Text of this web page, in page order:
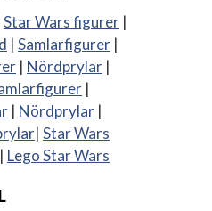
Star Wars figurer |
| Samlarfigurer |
| Nördprylar |
|
| Nördprylar |
| Star Wars
| Lego Star Wars